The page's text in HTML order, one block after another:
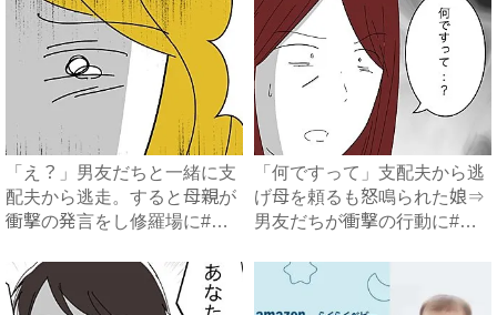
「え？」男友だちと一緒に支
配夫から逃走。すると母親が
衝撃の発言をし修羅場に#ハ
「何ですって」支配夫から逃
げ母を頼るも怒鳴られた娘⇒
男友だちが衝撃の行動に#ハ